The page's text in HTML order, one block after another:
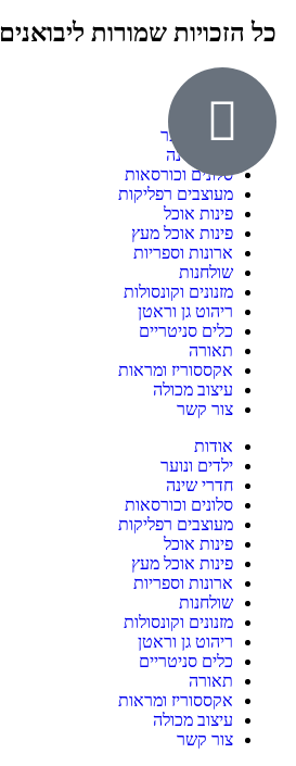
כל הזכויות שמורות ליבואנים
ילדים ונוער
חדרי שינה
סלונים וכורסאות
מעוצבים רפליקות
פינות אוכל
פינות אוכל מעץ
ארונות וספריות
שולחנות
מזנונים וקונסולות
ריהוט גן וראטן
כלים סניטריים
תאורה
אקססוריז ומראות
עיצוב מכולה
צור קשר
אודות
ילדים ונוער
חדרי שינה
סלונים וכורסאות
מעוצבים רפליקות
פינות אוכל
פינות אוכל מעץ
ארונות וספריות
שולחנות
מזנונים וקונסולות
ריהוט גן וראטן
כלים סניטריים
תאורה
אקססוריז ומראות
עיצוב מכולה
צור קשר